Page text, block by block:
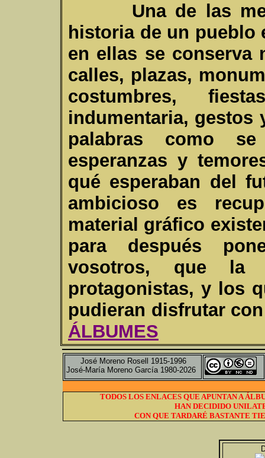
Una de las
historia de un pueblo
en ellas se conserva
calles, plazas,
costumbres,
indumentaria, gestos
palabras como
esperanzas y
qué esperaban del
ambicioso es
material gráfico
para después
vosotros, que la
protagonistas, y los
pudieran disfrutar
ÁLBUMES
José Moreno Rosell 1915-1996
José-María Moreno García 1980-2026
TODOS LOS ENLACES QUE APUNTAN A
HAN DECIDIDO
CON QUE TARDARÉ BASTANTE